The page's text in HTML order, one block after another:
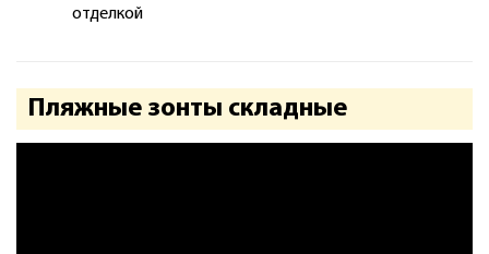
отделкой
Пляжные зонты складные